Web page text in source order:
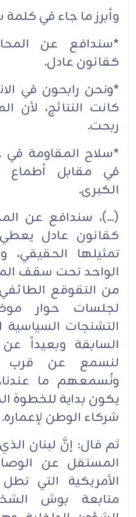
وأبرز ما جاء في
*سندافع عن
كقانون عادل.‏
*ونحن رابحون في
كانت النتائج،
ربحت.‏
*سلاح المقاومة في
في مقابل أطماع
الكبرى.‏
(...)، سندافع عن
كقانون عادل
تمثيلها الحقيقي،
الواحد تحت سقف
من التقوقع
لجلسات حوار
التشنجات السياسية
السابقة وبعيداً
لنسمع عن قرب
ونُسمعهم ما
يكون بداية للخطوة
شركاء الوطن لإعماره.‏
ثم قال: إنَّ لبنان
المستقل عن
الأمريكية التي
متابعة بوش